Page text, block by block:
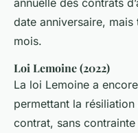
date anniversaire,
mois.
Loi Lemoine (2022)
La loi Lemoine a
permettant la
contrat, sans